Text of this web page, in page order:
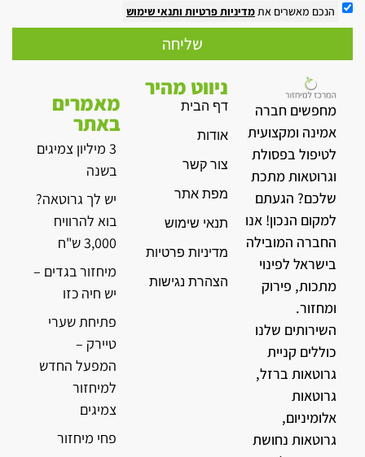
הנכם מאשרים אתמדיניות פרטיות ותנאי שימוש
שליחה
מחפשים חברה
אמינה ומקצועית
לטיפול בפסולת
וגרוטאות מתכת
שלכם? הגעתם
למקום הנכון! אנו
החברה המובילה
בישראל לפינוי
מתכות, פירוק
ומחזור.
השירותים שלנו
כוללים קניית
גרוטאות ברזל,
גרוטאות
אלומיניום,
גרוטאות נחושת
ניווט מהיר
דף הבית
אודות
צור קשר
מפת אתר
תנאי שימוש
מדיניות פרטיות
הצהרת נגישות
מאמרים
באתר
3 מיליון צמיגים
בשנה
יש לך גרוטאה?
בוא להרוויח
3,000 ש"ח
מיחזור בגדים –
יש חיה כזו
פתיחת שערי
טיירק –
המפעל החדש
למיחזור
צמיגים
פחי מיחזור